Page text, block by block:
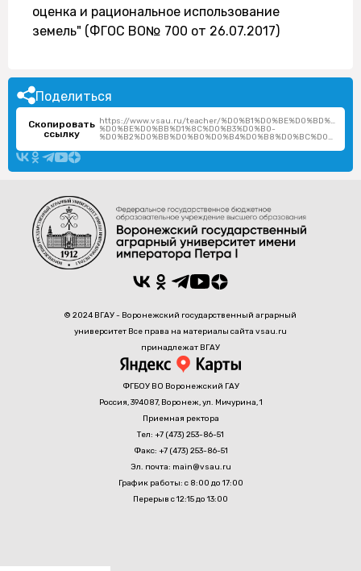
оценка и рациональное использование
земель" (ФГОС ВО№ 700 от 26.07.2017)
Поделиться
Скопировать
ссылку
https://www.vsau.ru/teacher/
%D0%BE%D0%BB%D1%8C%D0%B3%D0%B0-
%D0%B2%D0%BB%D0%B0%D0%B4%D0%B8%D0%BC%D0%B8%D1%80%D0%BE%D0%B2%D0%BD%D0%B0/
© 2024 ВГАУ - Воронежский государственный аграрный
университет Все права на материалы сайта vsau.ru
принадлежат ВГАУ
ФГБОУ ВО Воронежский ГАУ
Россия, 394087, Воронеж, ул. Мичурина, 1
Приемная ректора
Тел: +7 (473) 253-86-51
Факс: +7 (473) 253-86-51
Эл. почта: main@vsau.ru
График работы: с 8:00 до 17:00
Перерыв с 12:15 до 13:00